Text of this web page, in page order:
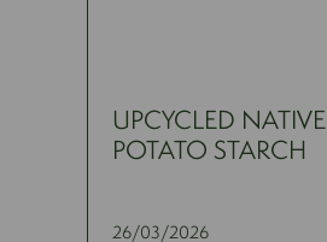
UPCYCLED NATIVE
POTATO STARCH
26/03/2026